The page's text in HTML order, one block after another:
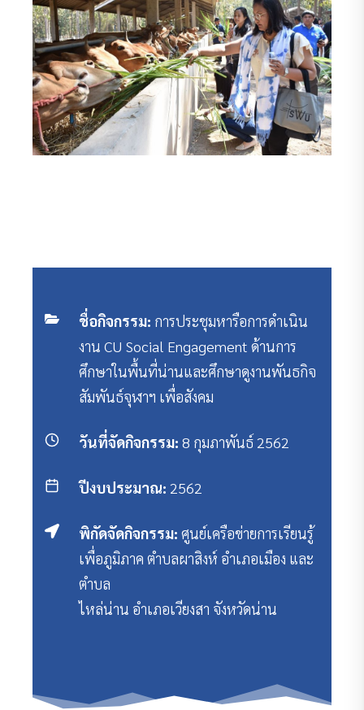
ชื่อกิจกรรม: การประชุมหารือการดำเนิน
งาน CU Social Engagement ด้านการ
ศึกษาในพื้นที่น่านและศึกษาดูงานพันธกิจ
สัมพันธ์จุฬาฯ เพื่อสังคม
วันที่จัดกิจกรรม: 8 กุมภาพันธ์ 2562
ปีงบประมาณ: 2562
พิกัดจัดกิจกรรม: ศูนย์เครือข่ายการเรียนรู้
เพื่อภูมิภาค ตำบลผาสิงห์ อำเภอเมือง และ
ตำบล
ไหล่น่าน อำเภอเวียงสา จังหวัดน่าน